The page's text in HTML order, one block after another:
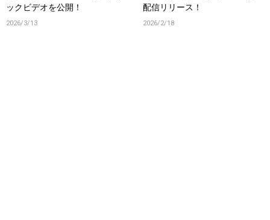
ックビデオを公開！
2026/3/13
配信リリース！
2026/2/18